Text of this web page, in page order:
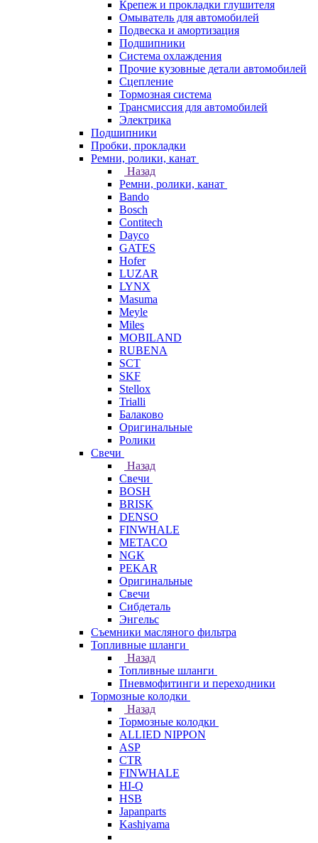
Крепеж и прокладки глушителя
Омыватель для автомобилей
Подвеска и амортизация
Подшипники
Система охлаждения
Прочие кузовные детали автомобилей
Сцепление
Тормозная система
Трансмиссия для автомобилей
Электрика
Подшипники
Пробки, прокладки
Ремни, ролики, канат
Назад
Ремни, ролики, канат
Bando
Bosch
Contitech
Dayco
GATES
Hofer
LUZAR
LYNX
Masuma
Meyle
Miles
MOBILAND
RUBENA
SCT
SKF
Stellox
Trialli
Балаково
Оригинальные
Ролики
Свечи
Назад
Свечи
BOSH
BRISK
DENSO
FINWHALE
METACO
NGK
PEKAR
Оригинальные
Свечи
Сибдеталь
Энгельс
Съемники масляного фильтра
Топливные шланги
Назад
Топливные шланги
Пневмофитинги и переходники
Тормозные колодки
Назад
Тормозные колодки
ALLIED NIPPON
ASP
CTR
FINWHALE
HI-Q
HSB
Japanparts
Kashiyama